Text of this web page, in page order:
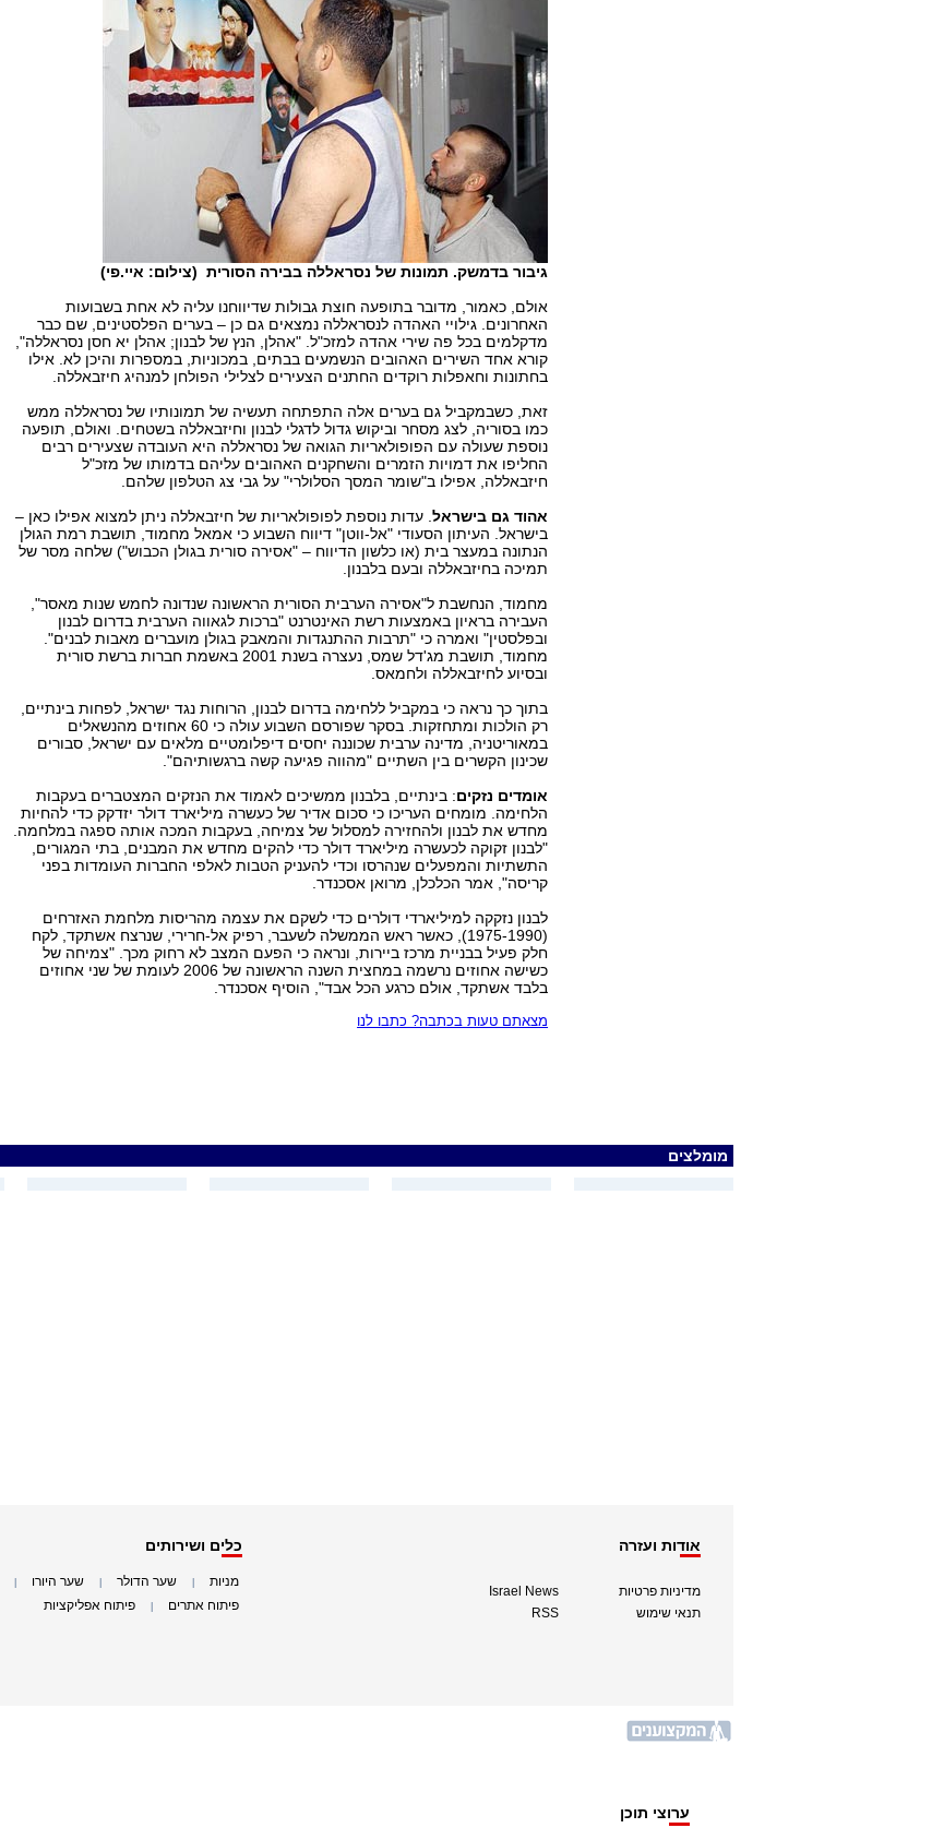
גיבור בדמשק. תמונות של נסראללה בבירה הסורית (צילום: איי.פי)
אולם, כאמור, מדובר בתופעה חוצת גבולות שדיווחנו עליה לא אחת בשבועות
האחרונים. גילויי האהדה לנסראללה נמצאים גם כן – בערים הפלסטינים, שם כבר
מדקלמים בכל פה שירי אהדה למזכ"ל. "אהלן, הנץ של לבנון; אהלן יא חסן נסראללה",
קורא אחד השירים האהובים הנשמעים בבתים, במכוניות, במספרות והיכן לא. אילו
בחתונות וחאפלות רוקדים החתנים הצעירים לצלילי הפולחן למנהיג חיזבאללה.
זאת, כשבמקביל גם בערים אלה התפתחה תעשיה של תמונותיו של נסראללה ממש
כמו בסוריה, לצג מסחר וביקוש גדול לדגלי לבנון וחיזבאללה בשטחים. ואולם, תופעה
נוספת שעולה עם הפופולאריות הגואה של נסראללה היא העובדה שצעירים רבים
החליפו את דמויות הזמרים והשחקנים האהובים עליהם בדמותו של מזכ"ל
חיזבאללה, אפילו ב"שומר המסך הסלולרי" על גבי צג הטלפון שלהם.
אהוד גם בישראל. עדות נוספת לפופולאריות של חיזבאללה ניתן למצוא אפילו כאן –
בישראל. העיתון הסעודי "אל-ווטן" דיווח השבוע כי אמאל מחמוד, תושבת רמת הגולן
הנתונה במעצר בית (או כלשון הדיווח – "אסירה סורית בגולן הכבוש") שלחה מסר של
תמיכה בחיזבאללה ובעם בלבנון.
מחמוד, הנחשבת ל"אסירה הערבית הסורית הראשונה שנדונה לחמש שנות מאסר",
העבירה בראיון באמצעות רשת האינטרנט "ברכות לגאווה הערבית בדרום לבנון
ובפלסטין" ואמרה כי "תרבות ההתנגדות והמאבק בגולן מועברים מאבות לבנים".
מחמוד, תושבת מג'דל שמס, נעצרה בשנת 2001 באשמת חברות ברשת סורית
ובסיוע לחיזבאללה ולחמאס.
בתוך כך נראה כי במקביל ללחימה בדרום לבנון, הרוחות נגד ישראל, לפחות בינתיים,
רק הולכות ומתחזקות. בסקר שפורסם השבוע עולה כי 60 אחוזים מהנשאלים
במאוריטניה, מדינה ערבית שכוננה יחסים דיפלומטיים מלאים עם ישראל, סבורים
שכינון הקשרים בין השתיים "מהווה פגיעה קשה ברגשותיהם".
אומדים נזקים: בינתיים, בלבנון ממשיכים לאמוד את הנזקים המצטברים בעקבות
הלחימה. מומחים העריכו כי סכום אדיר של כעשרה מיליארד דולר יזדקק כדי להחיות
מחדש את לבנון ולהחזירה למסלול של צמיחה, בעקבות המכה אותה ספגה במלחמה.
"לבנון זקוקה לכעשרה מיליארד דולר כדי להקים מחדש את המבנים, בתי המגורים,
התשתיות והמפעלים שנהרסו וכדי להעניק הטבות לאלפי החברות העומדות בפני
קריסה", אמר הכלכלן, מרואן אסכנדר.
לבנון נזקקה למיליארדי דולרים כדי לשקם את עצמה מהריסות מלחמת האזרחים
(1975-1990), כאשר ראש הממשלה לשעבר, רפיק אל-חרירי, שנרצח אשתקד, לקח
חלק פעיל בבניית מרכז ביירות, ונראה כי הפעם המצב לא רחוק מכך. "צמיחה של
כשישה אחוזים נרשמה במחצית השנה הראשונה של 2006 לעומת של שני אחוזים
בלבד אשתקד, אולם כרגע הכל אבד", הוסיף אסכנדר.
מצאתם טעות בכתבה? כתבו לנו
מומלצים
אודות ועזרה
מדיניות פרטיות
תנאי שימוש
Israel News
RSS
כלים ושירותים
מניות שער הדולר שער היורו
פיתוח אתרים פיתוח אפליקציות
ערוצי תוכן